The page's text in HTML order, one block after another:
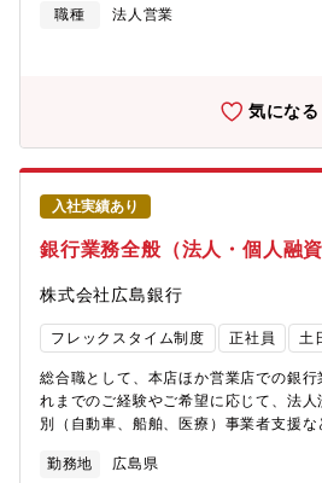
員についてOJTを中心とした教育となり
職種
法人営業
気になる
入社実績あり
銀行業務全般（法人・個人融資
株式会社広島銀行
フレックスタイム制度 正社員 土
総合職として、本店ほか営業店での銀行
れまでのご経験やご希望に応じて、法
別（自動車、船舶、医療）事業者支援
新規顧客の開拓、並びに既存顧客との取
勤務地 広島県